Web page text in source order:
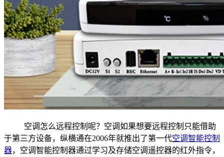
空调怎么远程控制呢？空调如果想要远程控制只能借助
于第三方设备，纵横通在2006年就推出了第一代空调智能控制
器，空调智能控制器通过学习及存储空调遥控器的红外指令，